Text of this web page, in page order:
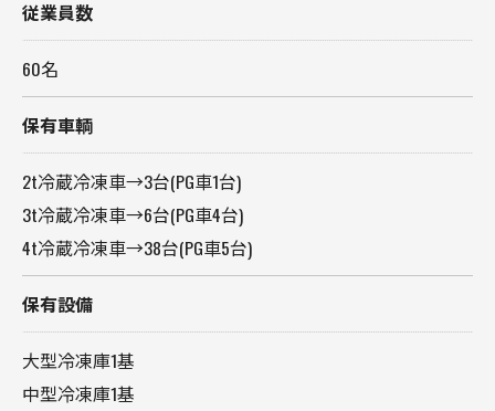
従業員数
60名
保有車輌
2t冷蔵冷凍車→3台(PG車1台)
3t冷蔵冷凍車→6台(PG車4台)
4t冷蔵冷凍車→38台(PG車5台)
保有設備
大型冷凍庫1基
中型冷凍庫1基